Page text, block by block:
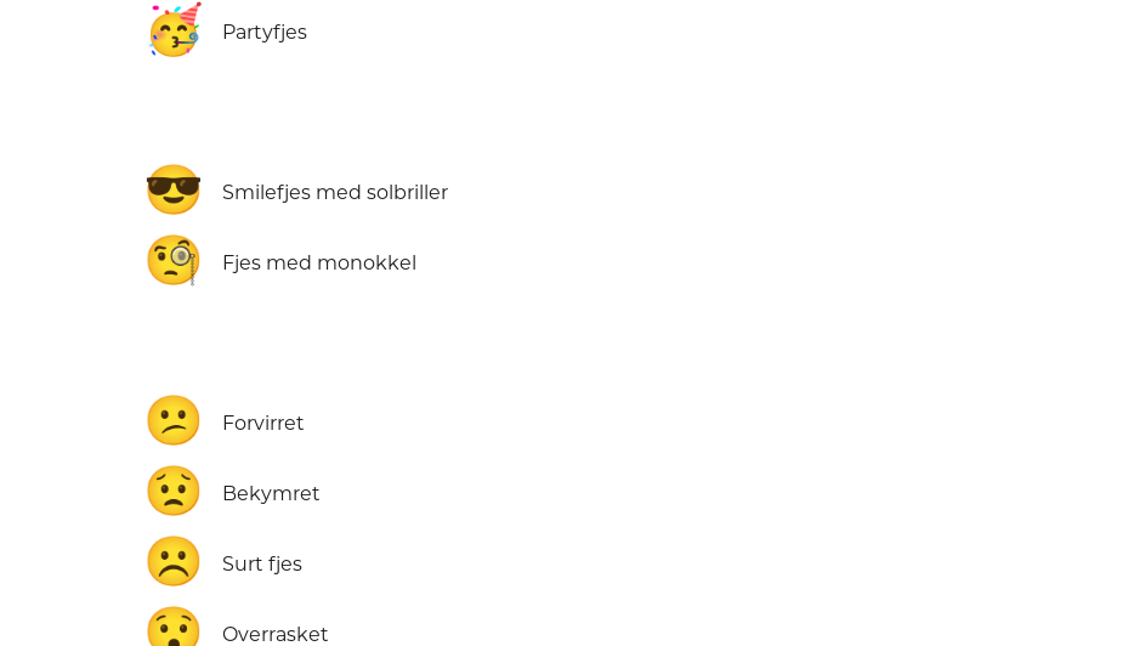
🥳 Partyfjes
😎 Smilefjes med solbriller
🧐 Fjes med monokkel
😕 Forvirret
😟 Bekymret
☹️ Surt fjes
😯 Overrasket